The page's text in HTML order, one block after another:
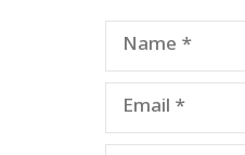
Name
Email